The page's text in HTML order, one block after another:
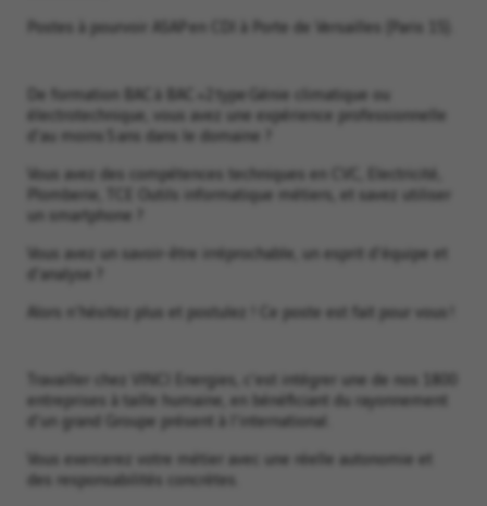
Postes à pourvoir ASAP en CDI à Porte de Versailles (Paris 15).
De formation BAC à BAC +2 type Génie climatique ou
électrotechnique, vous avez une expérience professionnelle
d'au moins 5 ans dans le domaine ?
Vous avez des compétences techniques en CVC, Electricité,
Plomberie, TCE Outils informatique métiers, et savez utiliser
un smartphone ?
Vous avez un savoir-être irréprochable, un esprit d'équipe et
d'analyse ?
Alors n'hésitez plus et postulez ! Ce poste est fait pour vous !
Travailler chez VINCI Energies, c'est intégrer une de nos 1800
entreprises à taille humaine, en bénéficiant du rayonnement
d'un grand Groupe présent à l'international.
Vous exercerez votre métier avec une réelle autonomie et
des responsabilités concrètes.